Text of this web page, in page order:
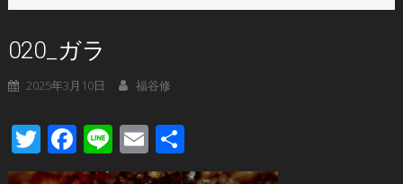
020_ガラ
2025年3月10日 福谷修
TwitterFacebook
LineEmail
有